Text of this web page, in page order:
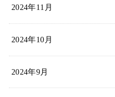
2024年11月
2024年10月
2024年9月